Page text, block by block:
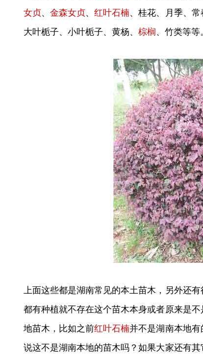
女贞、 金森女贞、红叶石楠、桂花、月季、
大叶栀子、小叶栀子、黄杨、 棕榈、竹类等等。
上面这些都是湖南常见的本土苗木，另外还
都有种植就不存在这个苗木本身或者原来是
地苗木，比如之前红叶石楠并不是湖南本地
说这不是湖南本地的苗木吗？如果大家还有